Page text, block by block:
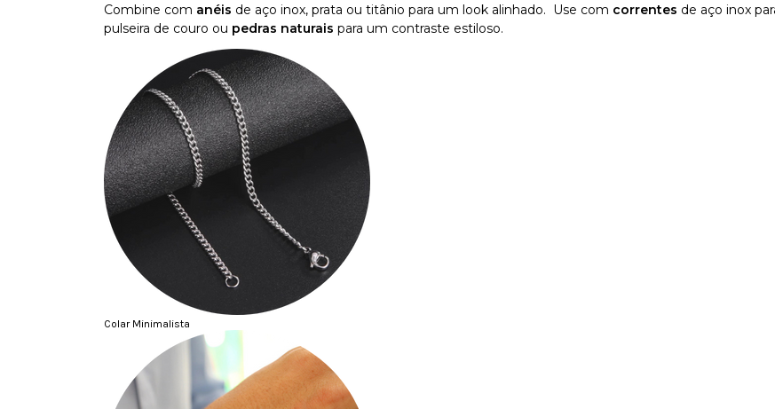
Combine com anéis de aço inox, prata ou titânio para um look alinhado. Use com correntes de aço inox
pulseira de couro ou pedras naturais para um contraste estiloso.
Colar Minimalista